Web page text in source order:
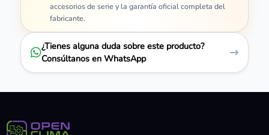
accesorios de serie y la garantía oficial completa del
fabricante.
¿Tienes alguna duda sobre este producto?
Consúltanos en WhatsApp